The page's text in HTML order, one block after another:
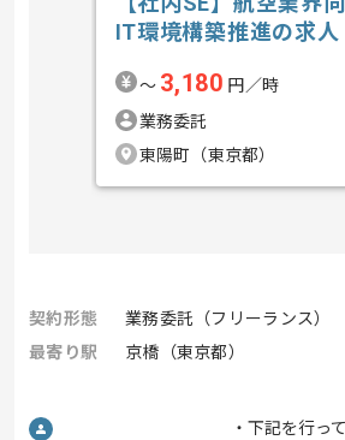
IT環境構築推進の求人
〜 3,180 円／時
業務委託
東陽町（東京都）
契約形態
業務委託（フリーランス）
最寄り駅
京橋（東京都）
・下記を行っ